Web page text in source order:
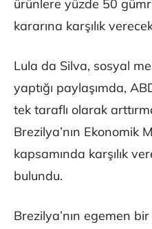
ürünlere yüzde 50
kararına karşılık
Lula da Silva, sosyal
yaptığı paylaşımda,
tek taraflı olarak
Brezilya’nın Ekonomik
kapsamında karşılık
bulundu.
Brezilya’nın egemen